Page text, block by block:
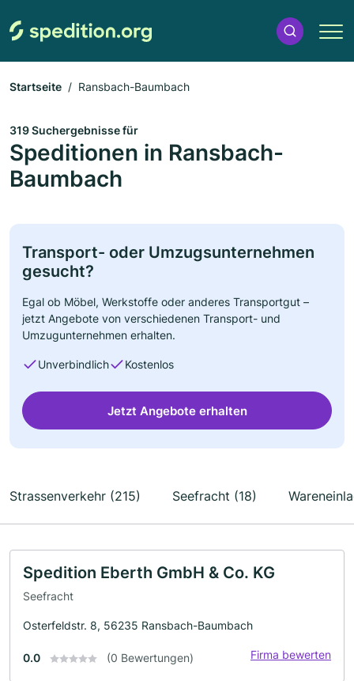
Startseite Ransbach-Baumbach
319 Suchergebnisse für
Speditionen in Ransbach-
Baumbach
Transport- oder Umzugsunternehmen
gesucht?
Egal ob Möbel, Werkstoffe oder anderes Transportgut –
jetzt Angebote von verschiedenen Transport- und
Umzugunternehmen erhalten.
Unverbindlich Kostenlos
Jetzt Angebote erhalten
Strassenverkehr (215) Seefracht (18)
Spedition Eberth GmbH & Co. KG
Seefracht
Osterfeldstr. 8, 56235 Ransbach-Baumbach
0.0 (0 Bewertungen) Firma bewerten